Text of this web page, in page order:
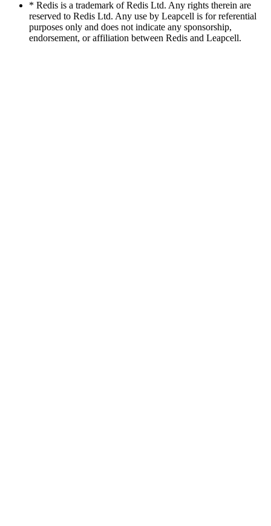
* Redis is a trademark of Redis Ltd. Any rights therein are
reserved to Redis Ltd. Any use by Leapcell is for referential
purposes only and does not indicate any sponsorship,
endorsement, or affiliation between Redis and Leapcell.